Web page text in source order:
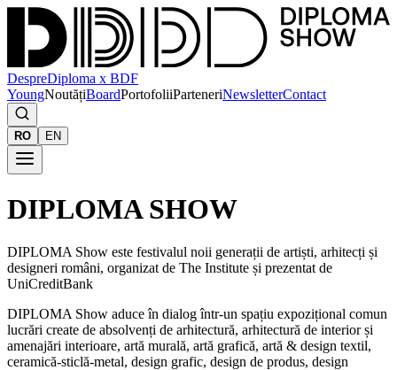
DespreDiploma x BDF
YoungNoutățiBoardPortofoliiParteneriNewsletterContact
RO EN
DIPLOMA SHOW
DIPLOMA Show este festivalul noii generații de artiști, arhitecți și
designeri români, organizat de The Institute și prezentat de
UniCreditBank
DIPLOMA Show aduce în dialog într-un spațiu expozițional comun
lucrări create de absolvenți de arhitectură, arhitectură de interior și
amenajări interioare, artă murală, artă grafică, artă & design textil,
ceramică-sticlă-metal, design grafic, design de produs, design